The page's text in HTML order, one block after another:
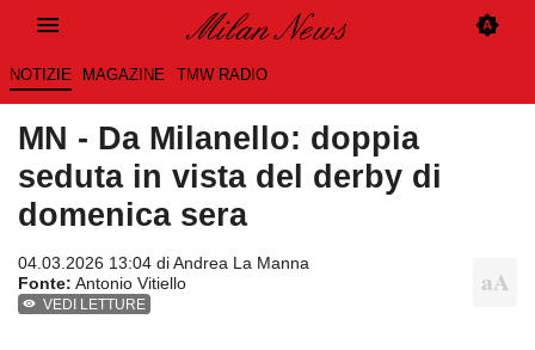
NOTIZIE MAGAZINE TMW RADIO
MN - Da Milanello: doppia
seduta in vista del derby di
domenica sera
04.03.2026 13:04 diAndrea La Manna
Fonte: Antonio Vitiello
VEDI LETTURE